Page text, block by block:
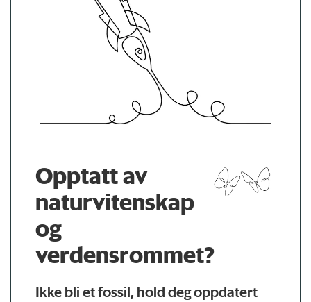
Opptatt av
naturvitenskap
og
verdensrommet?
Ikke bli et fossil, hold deg oppdatert